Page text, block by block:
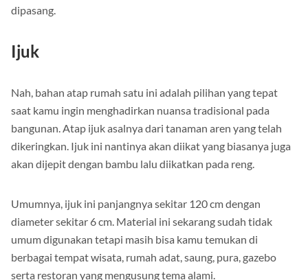
dipasang.
Ijuk
Nah, bahan atap rumah satu ini adalah pilihan yang tepat
saat kamu ingin menghadirkan nuansa tradisional pada
bangunan. Atap ijuk asalnya dari tanaman aren yang telah
dikeringkan. Ijuk ini nantinya akan diikat yang biasanya juga
akan dijepit dengan bambu lalu diikatkan pada reng.
Umumnya, ijuk ini panjangnya sekitar 120 cm dengan
diameter sekitar 6 cm. Material ini sekarang sudah tidak
umum digunakan tetapi masih bisa kamu temukan di
berbagai tempat wisata, rumah adat, saung, pura, gazebo
serta restoran yang mengusung tema alami.